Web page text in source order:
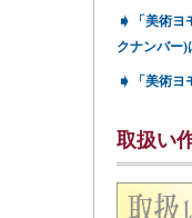
➧
「美術
クナンバー)
➧ 「美術
取扱い